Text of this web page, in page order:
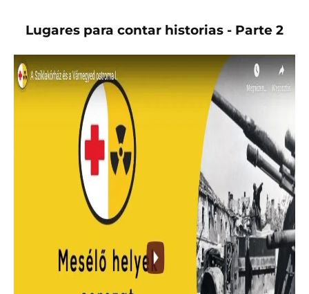
Lugares para contar historias - Parte 2